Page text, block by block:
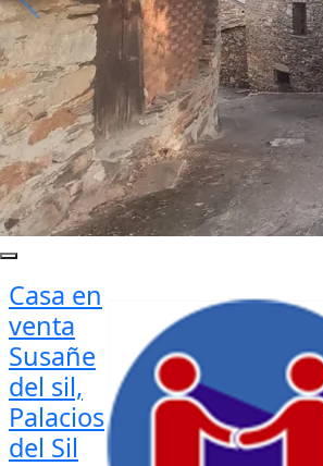
Casa en
venta
Susañe
del sil,
Palacios
del Sil